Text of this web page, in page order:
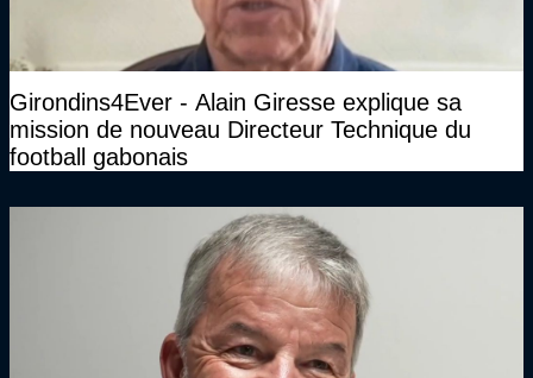
Girondins4Ever - Alain Giresse explique sa
mission de nouveau Directeur Technique du
football gabonais